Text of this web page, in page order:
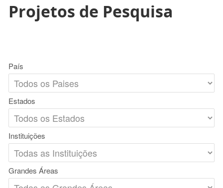
Projetos de Pesquisa
País
Estados
Instituições
Grandes Áreas